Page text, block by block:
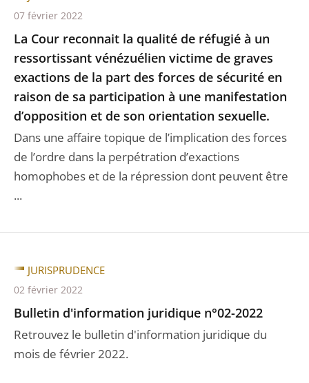
La Cour reconnait la qualité de réfugié à un
ressortissant vénézuélien victime de graves
exactions de la part des forces de sécurité en
raison de sa participation à une manifestation
d’opposition et de son orientation sexuelle.
Dans une affaire topique de l’implication des forces
de l’ordre dans la perpétration d’exactions
homophobes et de la répression dont peuvent être
...
07 février 2022
Bulletin d'information juridique n°02-2022
Retrouvez le bulletin d'information juridique du
mois de février 2022.
JURISPRUDENCE
02 février 2022